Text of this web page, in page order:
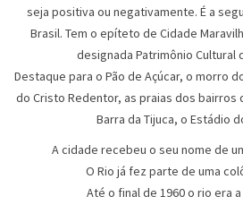
seja positiva ou negativamente. É a
Brasil. Tem o epíteto de Cidade
designada Patrimônio Cultural
Destaque para o Pão de Açúcar, o morro
do Cristo Redentor, as praias dos bairros
Barra da Tijuca, o Estádio
A cidade recebeu o seu nome de
O Rio já fez parte de uma
Até o final de 1960 o rio era